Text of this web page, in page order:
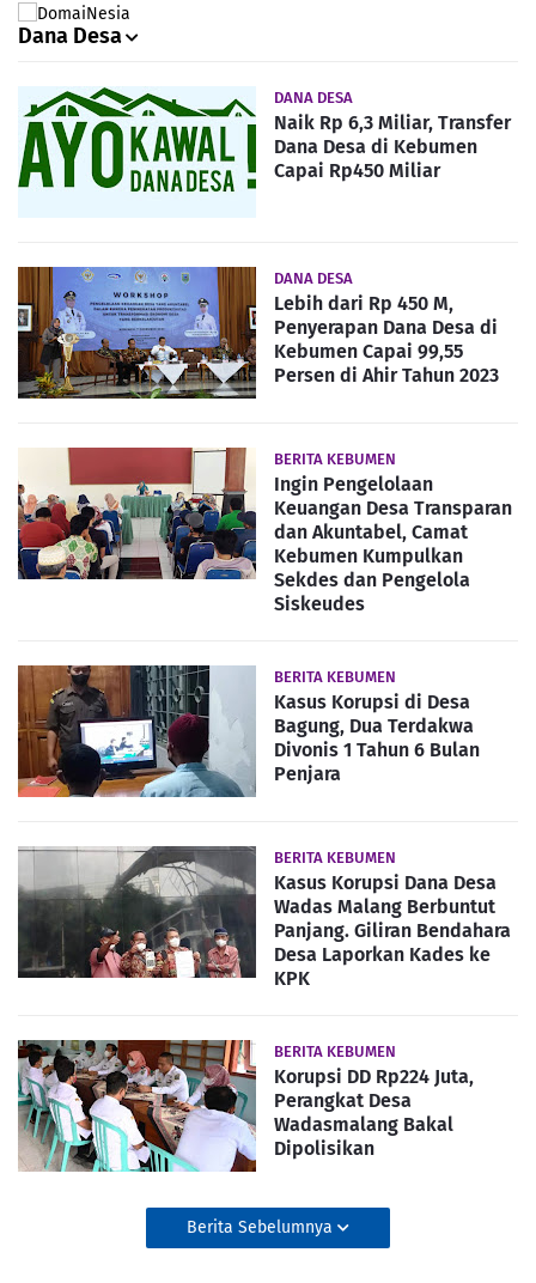
Dana Desa
DANA DESA
Naik Rp 6,3 Miliar, Transfer
Dana Desa di Kebumen
Capai Rp450 Miliar
DANA DESA
Lebih dari Rp 450 M,
Penyerapan Dana Desa di
Kebumen Capai 99,55
Persen di Ahir Tahun 2023
BERITA KEBUMEN
Ingin Pengelolaan
Keuangan Desa Transparan
dan Akuntabel, Camat
Kebumen Kumpulkan
Sekdes dan Pengelola
Siskeudes
BERITA KEBUMEN
Kasus Korupsi di Desa
Bagung, Dua Terdakwa
Divonis 1 Tahun 6 Bulan
Penjara
BERITA KEBUMEN
Kasus Korupsi Dana Desa
Wadas Malang Berbuntut
Panjang. Giliran Bendahara
Desa Laporkan Kades ke
KPK
BERITA KEBUMEN
Korupsi DD Rp224 Juta,
Perangkat Desa
Wadasmalang Bakal
Dipolisikan
Berita Sebelumnya